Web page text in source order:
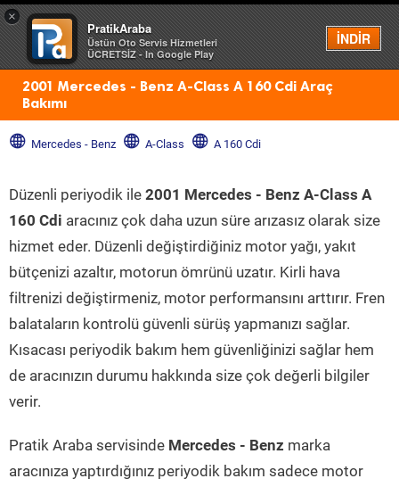
×
PratikAraba
Üstün Oto Servis Hizmetleri
ÜCRETSİZ - In Google Play
İNDİR
Menü
2001 Mercedes - Benz A-Class A 160 Cdi Araç
Bakımı
Mercedes - Benz A-Class A 160 Cdi
Düzenli periyodik ile 2001 Mercedes - Benz A-Class A
160 Cdi aracınız çok daha uzun süre arızasız olarak size
hizmet eder. Düzenli değiştirdiğiniz motor yağı, yakıt
bütçenizi azaltır, motorun ömrünü uzatır. Kirli hava
filtrenizi değiştirmeniz, motor performansını arttırır. Fren
balataların kontrolü güvenli sürüş yapmanızı sağlar.
Kısacası periyodik bakım hem güvenliğinizi sağlar hem
de aracınızın durumu hakkında size çok değerli bilgiler
verir.
Pratik Araba servisinde Mercedes - Benz marka
aracınıza yaptırdığınız periyodik bakım sadece motor